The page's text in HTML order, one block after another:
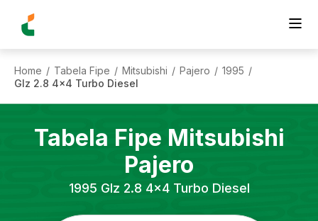
Home / Tabela Fipe / Mitsubishi / Pajero / 1995 /
Glz 2.8 4x4 Turbo Diesel
Tabela Fipe Mitsubishi
Pajero
1995 Glz 2.8 4x4 Turbo Diesel